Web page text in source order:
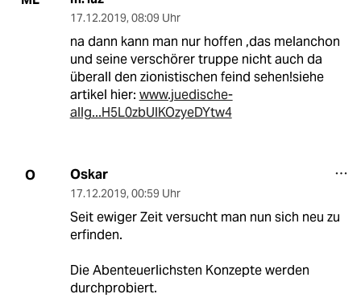
17.12.2019, 08:09 Uhr
na dann kann man nur hoffen ,das melanchon
und seine verschörer truppe nicht auch da
überall den zionistischen feind sehen!siehe
artikel hier: www.juedische-
allg...H5L0zbUlKOzyeDYtw4
O Oskar
17.12.2019, 00:59 Uhr
Seit ewiger Zeit versucht man nun sich neu zu
erfinden.
Die Abenteuerlichsten Konzepte werden
durchprobiert.